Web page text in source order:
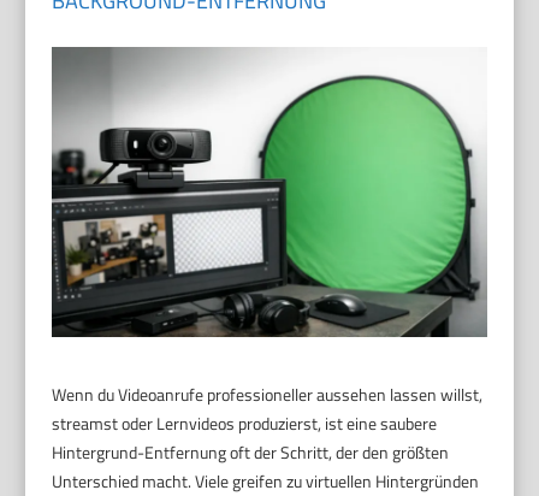
Wenn du Videoanrufe professioneller aussehen lassen willst,
streamst oder Lernvideos produzierst, ist eine saubere
Hintergrund-Entfernung oft der Schritt, der den größten
Unterschied macht. Viele greifen zu virtuellen Hintergründen